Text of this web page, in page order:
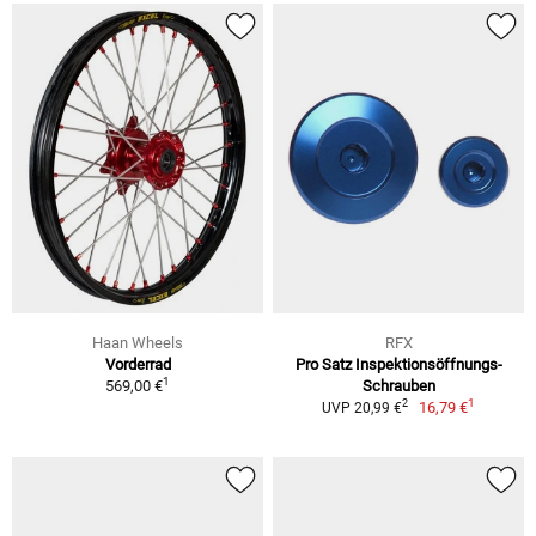
Haan Wheels
Vorderrad
569,00 €1
RFX
Pro Satz Inspektionsöffnungs-
Schrauben
UVP 20,99 €2 16,79 €1